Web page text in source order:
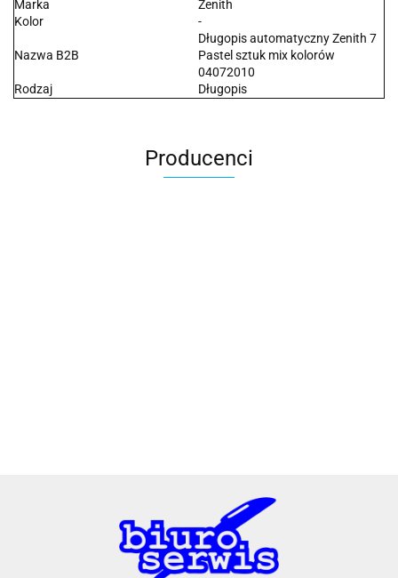
Marka
Zenith
Kolor
-
Nazwa B2B
Długopis automatyczny Zenith 7
Pastel sztuk mix kolorów
04072010
Rodzaj
Długopis
Producenci
A4 Tech